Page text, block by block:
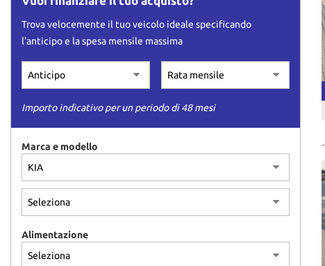
Trova velocemente il tuo veicolo ideale specificando
l'anticipo e la spesa mensile massima
Importo indicativo per un periodo di 48 mesi
Marca e modello
Alimentazione